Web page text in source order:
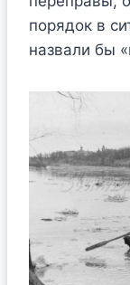
порядок в
назвали бы